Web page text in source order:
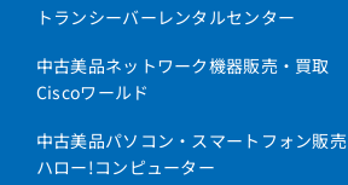
トランシーバーレンタルセンター
中古美品ネットワーク機器販売・買取
Ciscoワールド
中古美品パソコン・スマートフォン販売
ハロー!コンピューター